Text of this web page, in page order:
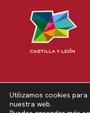
Utilizamos cookies
nuestra web.